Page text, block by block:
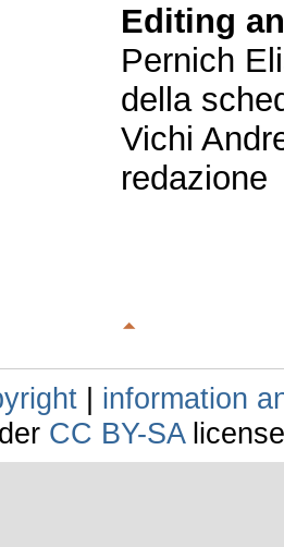
Editing
Pernich
della
Vichi
redazione
| information
CC BY-SA